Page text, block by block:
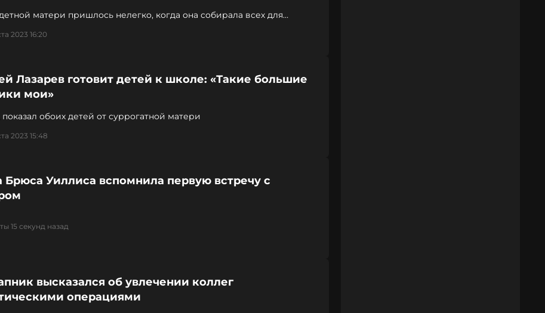
матери пришлось нелегко, когда она собирала всех для
2023 16:20
Лазарев готовит детей к школе: «Такие большие
мои»
обоих детей от суррогатной матери
2023 15:48
Уиллиса вспомнила первую встречу с
15 секунд назад
высказался об увлечении коллег
операциями